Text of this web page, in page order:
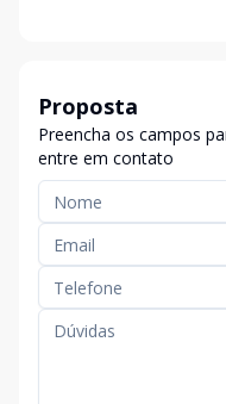
Proposta
Preencha os campos
entre em contato